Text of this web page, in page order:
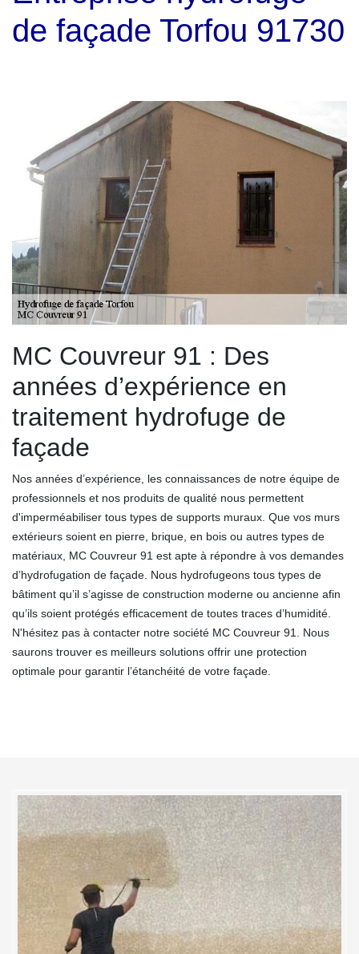
de façade Torfou 91730
MC Couvreur 91 : Des
années d’expérience en
traitement hydrofuge de
façade
Nos années d’expérience, les connaissances de notre équipe de
professionnels et nos produits de qualité nous permettent
d'imperméabiliser tous types de supports muraux. Que vos murs
extérieurs soient en pierre, brique, en bois ou autres types de
matériaux, MC Couvreur 91 est apte à répondre à vos demandes
d’hydrofugation de façade. Nous hydrofugeons tous types de
bâtiment qu’il s’agisse de construction moderne ou ancienne afin
qu’ils soient protégés efficacement de toutes traces d’humidité.
N'hésitez pas à contacter notre société MC Couvreur 91. Nous
saurons trouver es meilleurs solutions offrir une protection
optimale pour garantir l’étanchéité de votre façade.